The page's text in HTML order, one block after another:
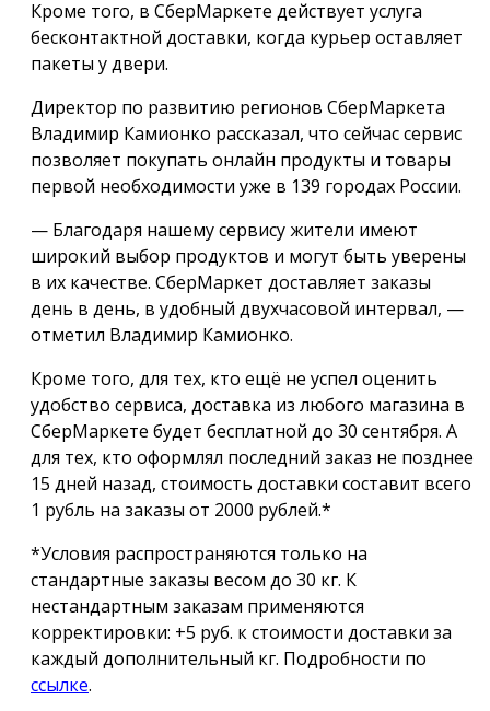
Кроме того, в СберМаркете действует услуга
бесконтактной доставки, когда курьер оставляет
пакеты у двери.
Директор по развитию регионов СберМаркета
Владимир Камионко рассказал, что сейчас сервис
позволяет покупать онлайн продукты и товары
первой необходимости уже в 139 городах России.
— Благодаря нашему сервису жители имеют
широкий выбор продуктов и могут быть уверены
в их качестве. СберМаркет доставляет заказы
день в день, в удобный двухчасовой интервал, —
отметил Владимир Камионко.
Кроме того, для тех, кто ещё не успел оценить
удобство сервиса, доставка из любого магазина в
СберМаркете будет бесплатной до 30 сентября. А
для тех, кто оформлял последний заказ не позднее
15 дней назад, стоимость доставки составит всего
1 рубль на заказы от 2000 рублей.*
*Условия распространяются только на
стандартные заказы весом до 30 кг. К
нестандартным заказам применяются
корректировки: +5 руб. к стоимости доставки за
каждый дополнительный кг. Подробности по
ссылке.